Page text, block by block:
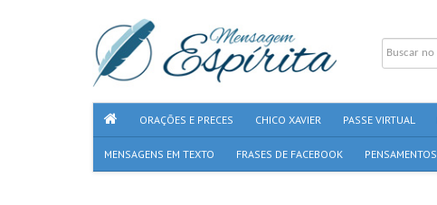
ORAÇÕES E PRECES CHICO XAVIER PASSE VIRTUAL
MENSAGENS EM TEXTO FRASES DE FACEBOOK PENSAMENTOS